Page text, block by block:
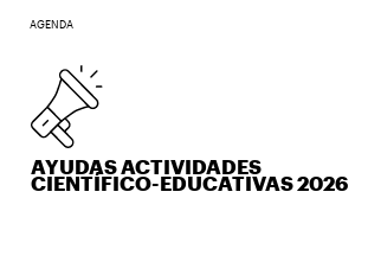
AGENDA
AYUDAS ACTIVIDADES
CIENTÍFICO-EDUCATIVAS 2026